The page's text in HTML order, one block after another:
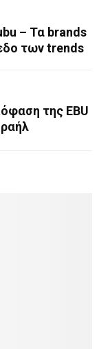
– Τα brands
των trends
της EBU